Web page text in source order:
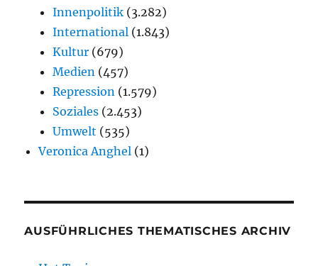
Innenpolitik (3.282)
International (1.843)
Kultur (679)
Medien (457)
Repression (1.579)
Soziales (2.453)
Umwelt (535)
Veronica Anghel (1)
AUSFÜHRLICHES THEMATISCHES ARCHIV